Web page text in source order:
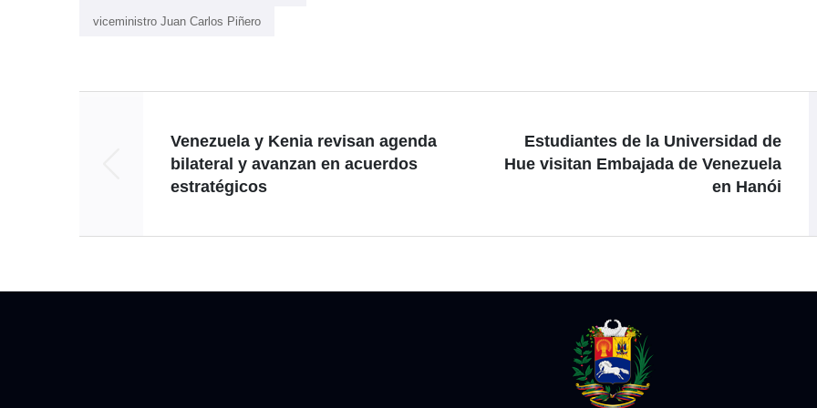
viceministro Juan Carlos Piñero
Venezuela y Kenia revisan agenda
bilateral y avanzan en acuerdos
estratégicos
Estudiantes de la Universidad de
Hue visitan Embajada de Venezuela
en Hanói